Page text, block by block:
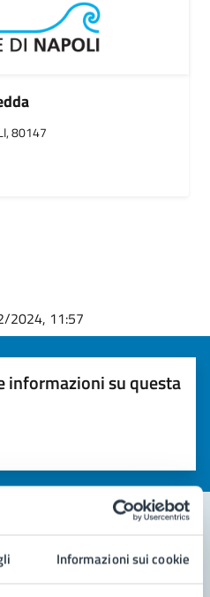
Informazioni sui cookie
80147
2024, 11:57
informazioni su questa
(da 1 a 5 stelle)
per valutare la chiarezza delle
su 5
5